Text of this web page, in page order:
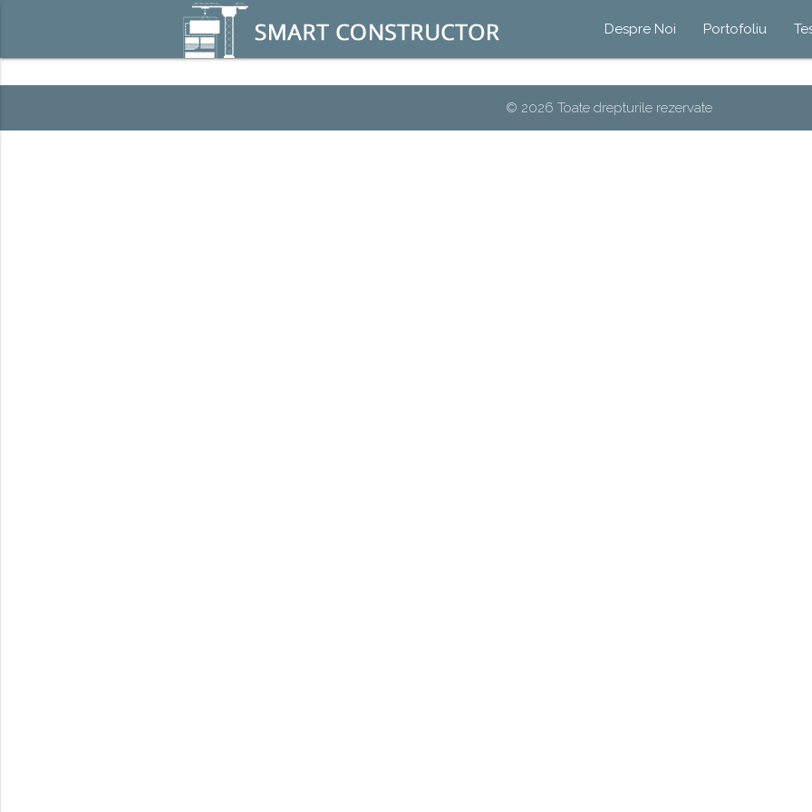
Despre Noi Portofoliu
© 2026 Toate drepturile rezervate